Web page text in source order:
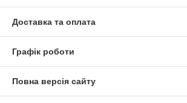
Доставка та оплата
Графік роботи
Повна версія сайту